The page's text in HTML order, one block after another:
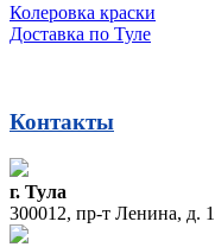
Колеровка краски
Доставка по Туле
Контакты
г. Тула
300012, пр-т Ленина, д.